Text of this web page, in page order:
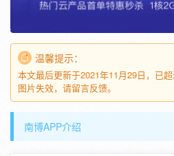
温馨提示：
本文最后更新于2021年11月29日，已
图片失效，请留言反馈。
南博APP介绍